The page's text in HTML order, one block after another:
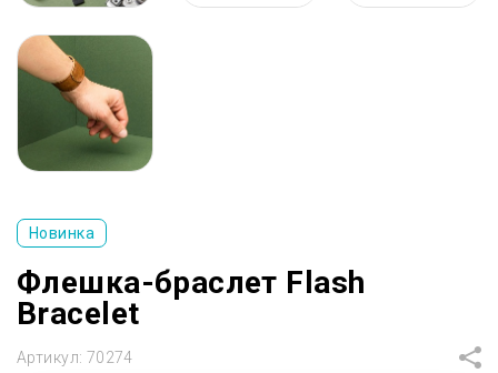
Новинка
Флешка-браслет Flash
Bracelet
Артикул: 70274